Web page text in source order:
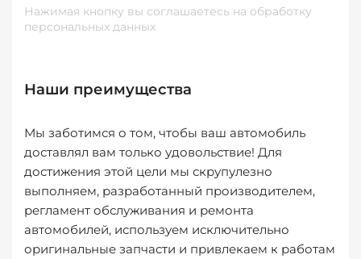
Нажимая кнопку вы соглашаетесь на обработку
персональных данных
Наши преимущества
Мы заботимся о том, чтобы ваш автомобиль
доставлял вам только удовольствие! Для
достижения этой цели мы скрупулезно
выполняем, разработанный производителем,
регламент обслуживания и ремонта
автомобилей, используем исключительно
оригинальные запчасти и привлекаем к работам